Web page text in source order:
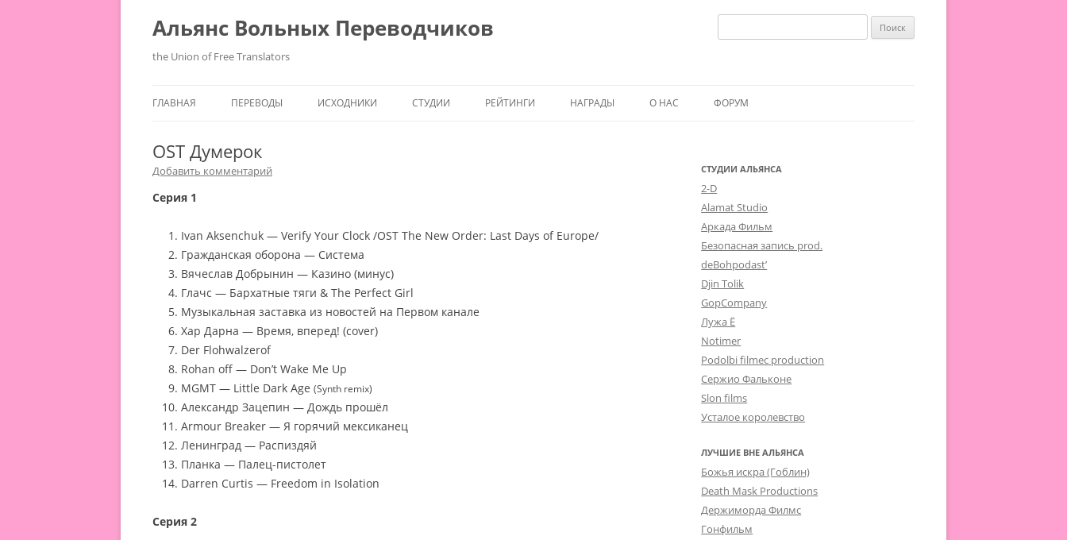
Альянс Вольных Переводчиков
the Union of Free Translators
Найти:
ГЛАВНАЯ ПЕРЕВОДЫ ИСХОДНИКИ СТУДИИ РЕЙТИНГИ НАГРАДЫ О НАС
ВСТУПЛЕНИЕ В АЛЬЯНС
ИСТОРИЯ АЛЬЯНСА
ФОРУМ
OST Думерок
Добавить комментарий
Серия 1
Ivan Aksenchuk — Verify Your Clock /OST The New Order: Last Days of Europe/
Гражданская оборона — Система
Вячеслав Добрынин — Казино (минус)
Глачс — Бархатные тяги & The Perfect Girl
Музыкальная заставка из новостей на Первом канале
Хар Дарна — Время, вперед! (cover)
Der Flohwalzerof
Rohan off — Don’t Wake Me Up
MGMT — Little Dark Age (Synth remix)
Александр Зацепин — Дождь прошёл
Armour Breaker — Я горячий мексиканец
Ленинград — Распиздяй
Планка — Палец-пистолет
Darren Curtis — Freedom in Isolation
Серия 2
СТУДИИ АЛЬЯНСА
2-D
Alamat Studio
Аркада Фильм
Безопасная запись prod.
deBohpodast’
Djin Tolik
GopCompany
Лужа Ё
Notimer
Podolbi filmec production
Сержио Фальконе
Slon films
Усталое королевство
ЛУЧШИЕ ВНЕ АЛЬЯНСА
Божья искра (Гоблин)
Death Mask Productions
Держиморда Филмс
Гонфильм